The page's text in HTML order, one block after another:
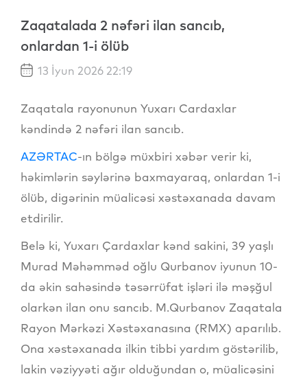
Zaqatalada 2 nəfəri ilan sancıb,
onlardan 1-i ölüb
13 İyun 2026 22:19
Zaqatala rayonunun Yuxarı Cardaxlar
kəndində 2 nəfəri ilan sancıb.
AZƏRTAC-ın bölgə müxbiri xəbər verir ki,
həkimlərin səylərinə baxmayaraq, onlardan 1-i
ölüb, digərinin müalicəsi xəstəxanada davam
etdirilir.
Belə ki, Yuxarı Çardaxlar kənd sakini, 39 yaşlı
Murad Məhəmməd oğlu Qurbanov iyunun 10-
da əkin sahəsində təsərrüfat işləri ilə məşğul
olarkən ilan onu sancıb. M.Qurbanov Zaqatala
Rayon Mərkəzi Xəstəxanasına (RMX) aparılıb.
Ona xəstəxanada ilkin tibbi yardım göstərilib,
lakin vəziyyəti ağır olduğundan o, müalicəsini